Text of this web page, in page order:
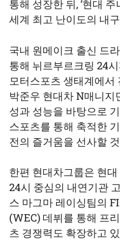
통해 성장한 뒤, ‘현대
세계 최고 난이도의 내
국내 원메이크 출신 드
통해 뉘르부르크링 24
모터스포츠 생태계에서
박준우 현대차 N매니지
성과 성능을 바탕으로
스포츠를 통해 축적한
전의 즐거움을 선사할
한편 현대차그룹은 현
24시 중심의 내연기관
스 마그마 레이싱팀의
(WEC) 데뷔를 통해 프
츠 경쟁력도 확장하고